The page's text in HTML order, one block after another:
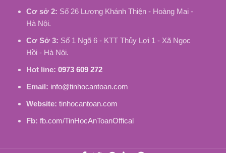
Cơ sở 2: Số 26 Lương Khánh Thiện - Hoàng Mai -
Hà Nội.
Cơ Sở 3: Số 1 Ngõ 6 - KTT Thủy Lợi 1 - Xã Ngọc
Hồi - Hà Nội.
Hot line: 0973 609 272
Email: info@tinhocantoan.com
Website: tinhocantoan.com
Fb: fb.com/TinHocAnToanOffical